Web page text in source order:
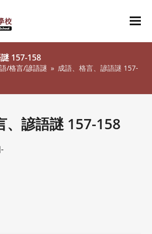
157-158
/格言/諺語謎 » 成語、格言、諺語謎 157-
、諺語謎 157-158